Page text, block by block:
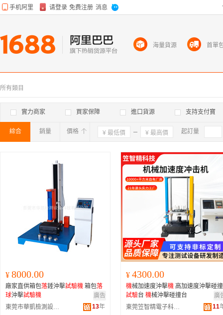
所有類目
實力商家 買家保障 進口貨源 支持支付寶
綜合 銷量 價格 確定 起訂量
¥ 8000.00
廠家直供箱包落錘沖擊試驗機 箱包落
球沖擊試驗機
廣告
東莞市華凱檢測設備科技有限公司
13年
¥ 4300.00
機械加速度沖擊機 高加速度沖擊碰撞
試驗台 機械沖擊碰撞台
廣
東莞笠智精電子科技有限公司
11
海量貨源 首單